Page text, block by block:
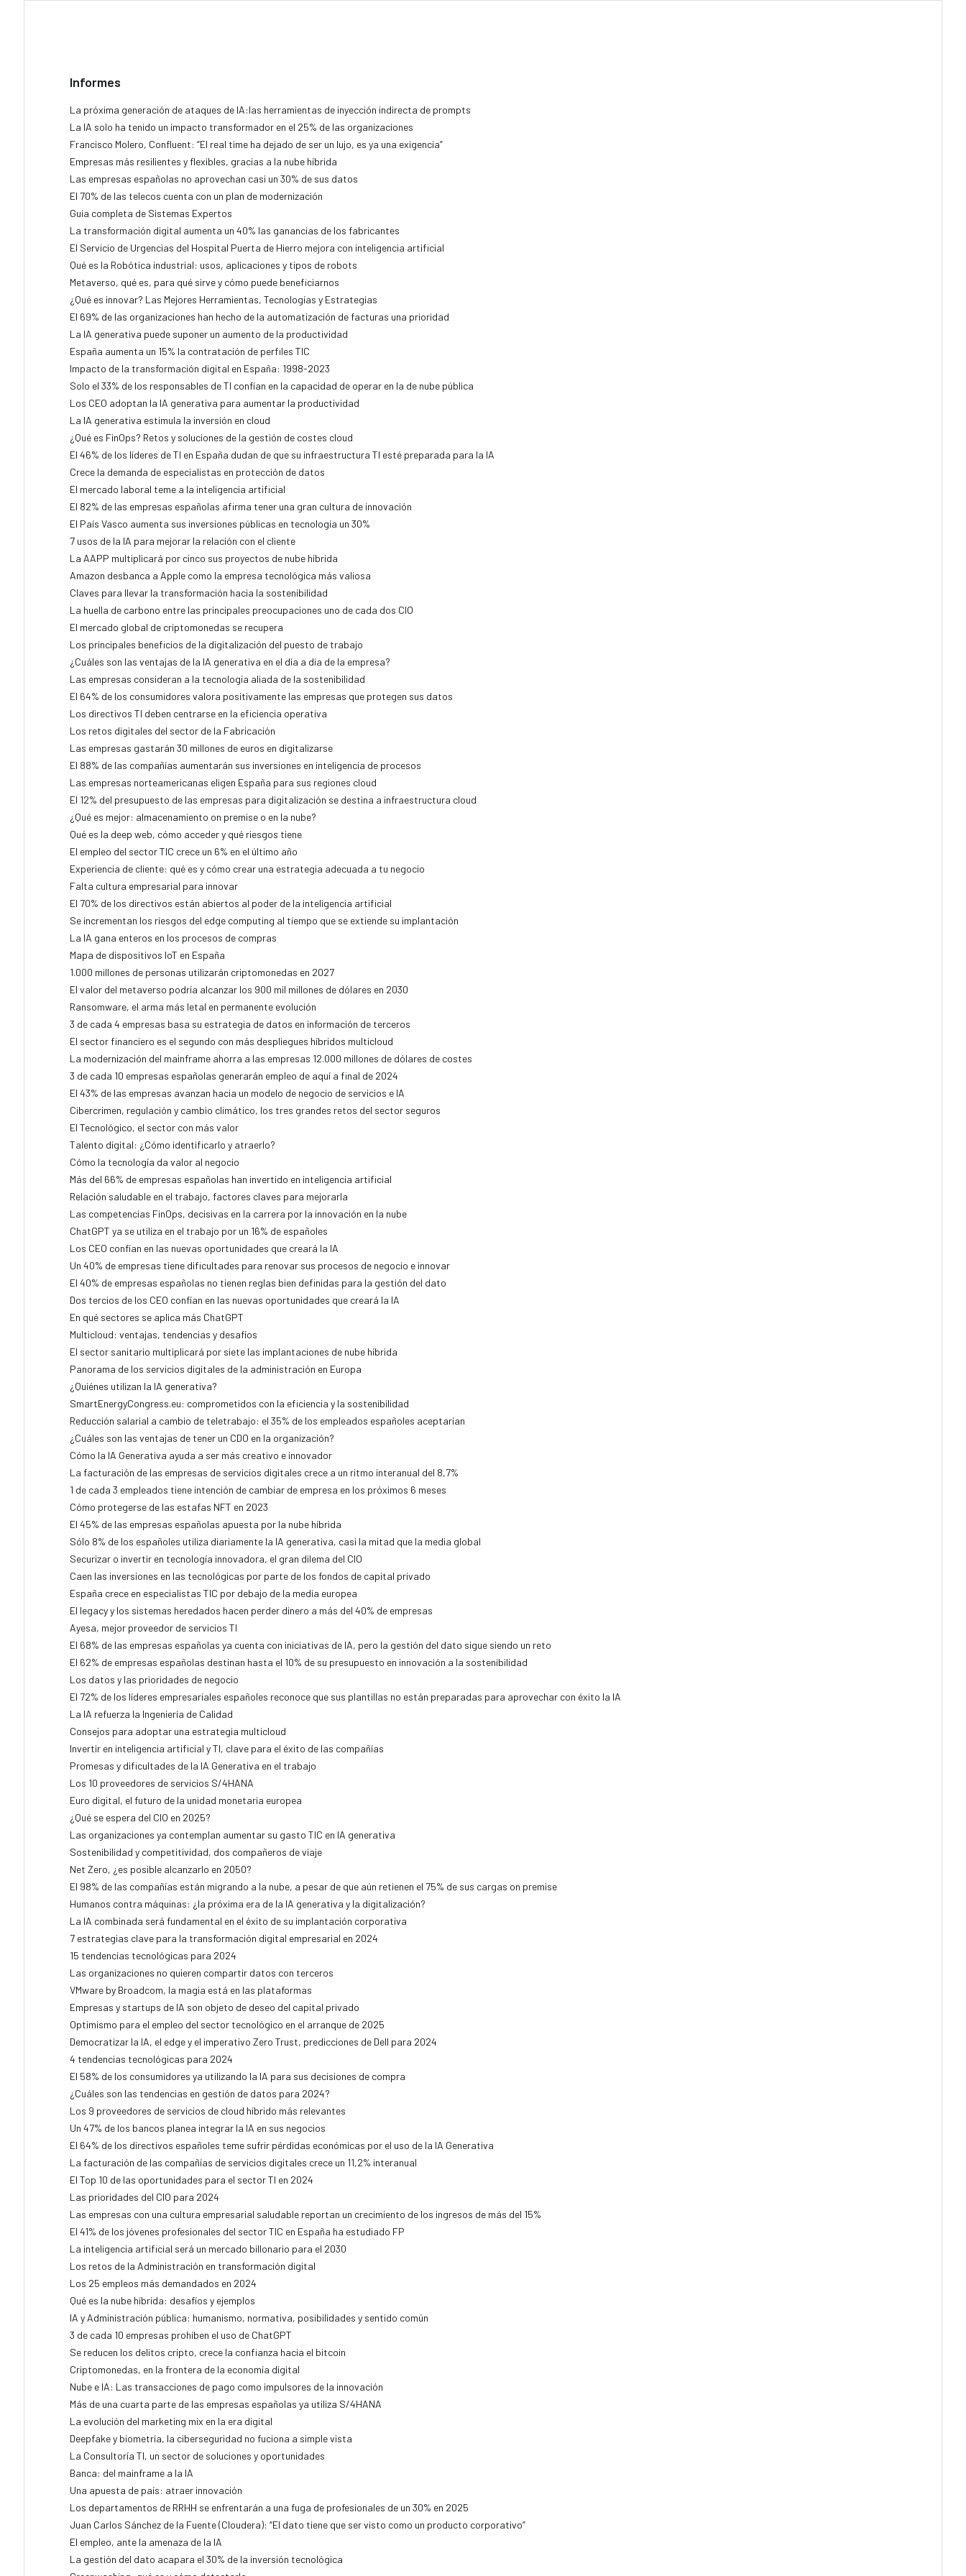
Informes
La próxima generación de ataques de IA:las herramientas de inyección indirecta de prompts
La IA solo ha tenido un impacto transformador en el 25% de las organizaciones
Francisco Molero, Confluent: “El real time ha dejado de ser un lujo, es ya una exigencia”
Empresas más resilientes y flexibles, gracias a la nube híbrida
Las empresas españolas no aprovechan casi un 30% de sus datos
El 70% de las telecos cuenta con un plan de modernización
Guía completa de Sistemas Expertos
La transformación digital aumenta un 40% las ganancias de los fabricantes
El Servicio de Urgencias del Hospital Puerta de Hierro mejora con inteligencia artificial
Qué es la Robótica industrial: usos, aplicaciones y tipos de robots
Metaverso, qué es, para qué sirve y cómo puede beneficiarnos
¿Qué es innovar? Las Mejores Herramientas, Tecnologías y Estrategias
El 69% de las organizaciones han hecho de la automatización de facturas una prioridad
La IA generativa puede suponer un aumento de la productividad
España aumenta un 15% la contratación de perfiles TIC
Impacto de la transformación digital en España: 1998-2023
Solo el 33% de los responsables de TI confían en la capacidad de operar en la de nube pública
Los CEO adoptan la IA generativa para aumentar la productividad
La IA generativa estimula la inversión en cloud
¿Qué es FinOps? Retos y soluciones de la gestión de costes cloud
El 46% de los líderes de TI en España dudan de que su infraestructura TI esté preparada para la IA
Crece la demanda de especialistas en protección de datos
El mercado laboral teme a la inteligencia artificial
El 82% de las empresas españolas afirma tener una gran cultura de innovación
El País Vasco aumenta sus inversiones públicas en tecnología un 30%
7 usos de la IA para mejorar la relación con el cliente
La AAPP multiplicará por cinco sus proyectos de nube híbrida
Amazon desbanca a Apple como la empresa tecnológica más valiosa
Claves para llevar la transformación hacia la sostenibilidad
La huella de carbono entre las principales preocupaciones uno de cada dos CIO
El mercado global de criptomonedas se recupera
Los principales beneficios de la digitalización del puesto de trabajo
¿Cuáles son las ventajas de la IA generativa en el día a día de la empresa?
Las empresas consideran a la tecnología aliada de la sostenibilidad
El 64% de los consumidores valora positivamente las empresas que protegen sus datos
Los directivos TI deben centrarse en la eficiencia operativa
Los retos digitales del sector de la Fabricación
Las empresas gastarán 30 millones de euros en digitalizarse
El 88% de las compañías aumentarán sus inversiones en inteligencia de procesos
Las empresas norteamericanas eligen España para sus regiones cloud
El 12% del presupuesto de las empresas para digitalización se destina a infraestructura cloud
¿Qué es mejor: almacenamiento on premise o en la nube?
Qué es la deep web, cómo acceder y qué riesgos tiene
El empleo del sector TIC crece un 6% en el último año
Experiencia de cliente: qué es y cómo crear una estrategia adecuada a tu negocio
Falta cultura empresarial para innovar
El 70% de los directivos están abiertos al poder de la inteligencia artificial
Se incrementan los riesgos del edge computing al tiempo que se extiende su implantación
La IA gana enteros en los procesos de compras
Mapa de dispositivos IoT en España
1.000 millones de personas utilizarán criptomonedas en 2027
El valor del metaverso podría alcanzar los 900 mil millones de dólares en 2030
Ransomware, el arma más letal en permanente evolución
3 de cada 4 empresas basa su estrategia de datos en información de terceros
El sector financiero es el segundo con más despliegues híbridos multicloud
La modernización del mainframe ahorra a las empresas 12.000 millones de dólares de costes
3 de cada 10 empresas españolas generarán empleo de aquí a final de 2024
El 43% de las empresas avanzan hacia un modelo de negocio de servicios e IA
Cibercrimen, regulación y cambio climático, los tres grandes retos del sector seguros
El Tecnológico, el sector con más valor
Talento digital: ¿Cómo identificarlo y atraerlo?
Cómo la tecnología da valor al negocio
Más del 66% de empresas españolas han invertido en inteligencia artificial
Relación saludable en el trabajo, factores claves para mejorarla
Las competencias FinOps, decisivas en la carrera por la innovación en la nube
ChatGPT ya se utiliza en el trabajo por un 16% de españoles
Los CEO confían en las nuevas oportunidades que creará la IA
Un 40% de empresas tiene dificultades para renovar sus procesos de negocio e innovar
El 40% de empresas españolas no tienen reglas bien definidas para la gestión del dato
Dos tercios de los CEO confían en las nuevas oportunidades que creará la IA
En qué sectores se aplica más ChatGPT
Multicloud: ventajas, tendencias y desafíos
El sector sanitario multiplicará por siete las implantaciones de nube híbrida
Panorama de los servicios digitales de la administración en Europa
¿Quiénes utilizan la IA generativa?
SmartEnergyCongress.eu: comprometidos con la eficiencia y la sostenibilidad
Reducción salarial a cambio de teletrabajo: el 35% de los empleados españoles aceptarían
¿Cuáles son las ventajas de tener un CDO en la organización?
Cómo la IA Generativa ayuda a ser más creativo e innovador
La facturación de las empresas de servicios digitales crece a un ritmo interanual del 8,7%
1 de cada 3 empleados tiene intención de cambiar de empresa en los próximos 6 meses
Cómo protegerse de las estafas NFT en 2023
El 45% de las empresas españolas apuesta por la nube híbrida
Sólo 8% de los españoles utiliza diariamente la IA generativa, casi la mitad que la media global
Securizar o invertir en tecnología innovadora, el gran dilema del CIO
Caen las inversiones en las tecnológicas por parte de los fondos de capital privado
España crece en especialistas TIC por debajo de la media europea
El legacy y los sistemas heredados hacen perder dinero a más del 40% de empresas
Ayesa, mejor proveedor de servicios TI
El 68% de las empresas españolas ya cuenta con iniciativas de IA, pero la gestión del dato sigue siendo un reto
El 62% de empresas españolas destinan hasta el 10% de su presupuesto en innovación a la sostenibilidad
Los datos y las prioridades de negocio
El 72% de los líderes empresariales españoles reconoce que sus plantillas no están preparadas para aprovechar con éxito la IA
La IA refuerza la Ingeniería de Calidad
Consejos para adoptar una estrategia multicloud
Invertir en inteligencia artificial y TI, clave para el éxito de las compañías
Promesas y dificultades de la IA Generativa en el trabajo
Los 10 proveedores de servicios S/4HANA
Euro digital, el futuro de la unidad monetaria europea
¿Qué se espera del CIO en 2025?
Las organizaciones ya contemplan aumentar su gasto TIC en IA generativa
Sostenibilidad y competitividad, dos compañeros de viaje
Net Zero, ¿es posible alcanzarlo en 2050?
El 98% de las compañías están migrando a la nube, a pesar de que aún retienen el 75% de sus cargas on premise
Humanos contra máquinas: ¿la próxima era de la IA generativa y la digitalización?
La IA combinada será fundamental en el éxito de su implantación corporativa
7 estrategias clave para la transformación digital empresarial en 2024
15 tendencias tecnológicas para 2024
Las organizaciones no quieren compartir datos con terceros
VMware by Broadcom, la magia está en las plataformas
Empresas y startups de IA son objeto de deseo del capital privado
Optimismo para el empleo del sector tecnológico en el arranque de 2025
Democratizar la IA, el edge y el imperativo Zero Trust, predicciones de Dell para 2024
4 tendencias tecnológicas para 2024
El 58% de los consumidores ya utilizando la IA para sus decisiones de compra
¿Cuáles son las tendencias en gestión de datos para 2024?
Los 9 proveedores de servicios de cloud híbrido más relevantes
Un 47% de los bancos planea integrar la IA en sus negocios
El 64% de los directivos españoles teme sufrir pérdidas económicas por el uso de la IA Generativa
La facturación de las compañías de servicios digitales crece un 11,2% interanual
El Top 10 de las oportunidades para el sector TI en 2024
Las prioridades del CIO para 2024
Las empresas con una cultura empresarial saludable reportan un crecimiento de los ingresos de más del 15%
El 41% de los jóvenes profesionales del sector TIC en España ha estudiado FP
La inteligencia artificial será un mercado billonario para el 2030
Los retos de la Administración en transformación digital
Los 25 empleos más demandados en 2024
Qué es la nube híbrida: desafíos y ejemplos
IA y Administración pública: humanismo, normativa, posibilidades y sentido común
3 de cada 10 empresas prohíben el uso de ChatGPT
Se reducen los delitos cripto, crece la confianza hacia el bitcoin
Criptomonedas, en la frontera de la economía digital
Nube e IA: Las transacciones de pago como impulsores de la innovación
Más de una cuarta parte de las empresas españolas ya utiliza S/4HANA
La evolución del marketing mix en la era digital
Deepfake y biometría, la ciberseguridad no fuciona a simple vista
La Consultoría TI, un sector de soluciones y oportunidades
Banca: del mainframe a la IA
Una apuesta de país: atraer innovación
Los departamentos de RRHH se enfrentarán a una fuga de profesionales de un 30% en 2025
Juan Carlos Sánchez de la Fuente (Cloudera): “El dato tiene que ser visto como un producto corporativo”
El empleo, ante la amenaza de la IA
La gestión del dato acapara el 30% de la inversión tecnológica